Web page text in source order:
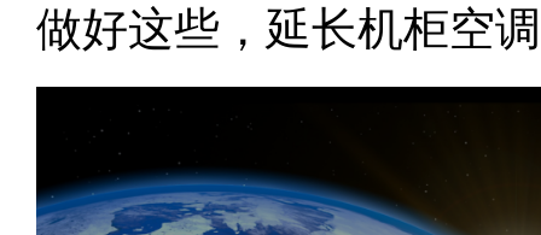
做好这些，延长机柜空